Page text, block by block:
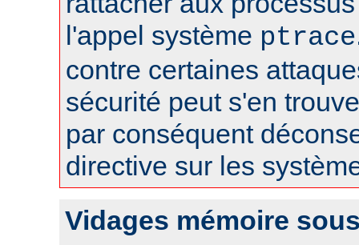
l'appel système ptrace
contre certaines
sécurité peut s'en
par conséquent
directive sur les
Vidages mémoire